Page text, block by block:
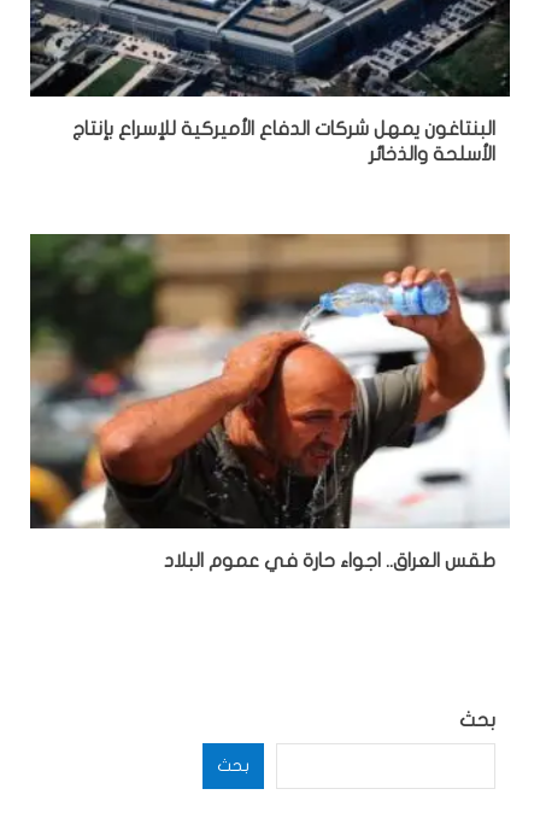
البنتاغون يمهل شركات الدفاع الأميركية للإسراع بإنتاج
الأسلحة والذخائر
طقس العراق.. اجواء حارة في عموم البلاد
بحث
بحث